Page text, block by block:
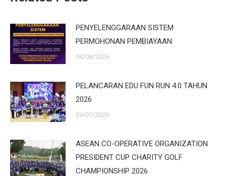
PENYELENGGARAAN SISTEM
PERMOHONAN PEMBIAYAAN
04/08/2026
PELANCARAN EDU FUN RUN 4.0 TAHUN
2026
29/07/2026
ASEAN CO-OPERATIVE ORGANIZATION
PRESIDENT CUP CHARITY GOLF
CHAMPIONSHIP 2026